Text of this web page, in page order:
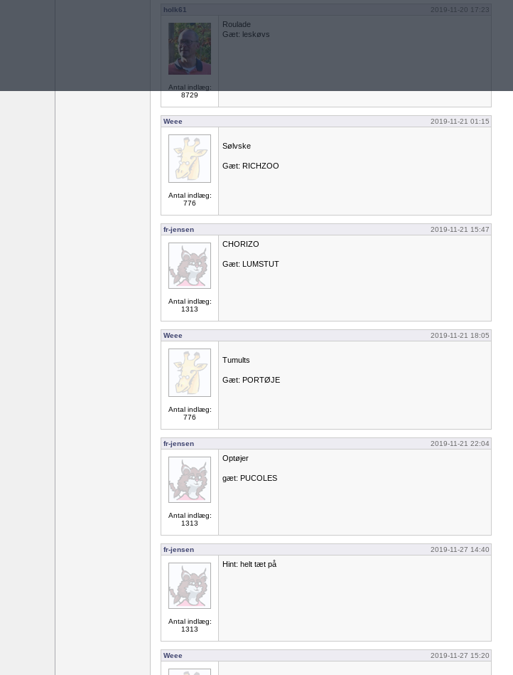
holk61 2019-11-20 17:23
Antal indlæg:
8729
Roulade
Gæt: leskøvs
Weee 2019-11-21 01:15
Antal indlæg:
776
Sølvske
Gæt: RICHZOO
fr-jensen 2019-11-21 15:47
Antal indlæg:
1313
CHORIZO
Gæt: LUMSTUT
Weee 2019-11-21 18:05
Antal indlæg:
776
Tumults
Gæt: PORTØJE
fr-jensen 2019-11-21 22:04
Antal indlæg:
1313
Optøjer
gæt: PUCOLES
fr-jensen 2019-11-27 14:40
Antal indlæg:
1313
Hint: helt tæt på
Weee 2019-11-27 15:20